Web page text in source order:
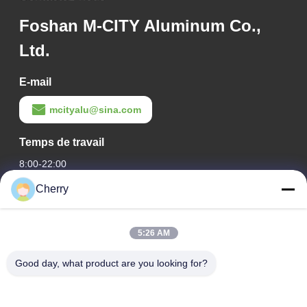
Foshan M-CITY Aluminum Co.,
Ltd.
E-mail
mcityalu@sina.com
Temps de travail
8:00-22:00
Notre adresse
Le parc industriel de Hegui, Lishui, Nanhai Foshan
Cherry
5:26 AM
Good day, what product are you looking for?